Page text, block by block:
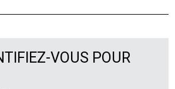
VOUS POUR